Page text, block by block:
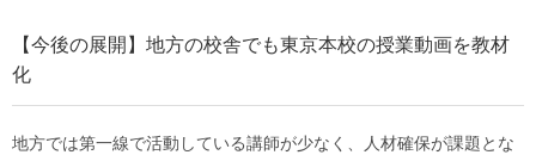
【今後の展開】地方の校舎でも東京本校の授業動画を教材
化
地方では第一線で活動している講師が少なく、人材確保が課題とな